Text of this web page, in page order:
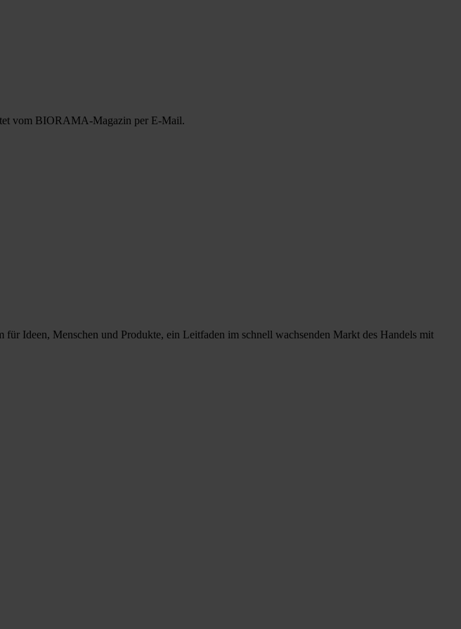
vom BIORAMA-Magazin per E-Mail.
Ideen, Menschen und Produkte, ein Leitfaden im schnell wachsenden Markt des Handels mit